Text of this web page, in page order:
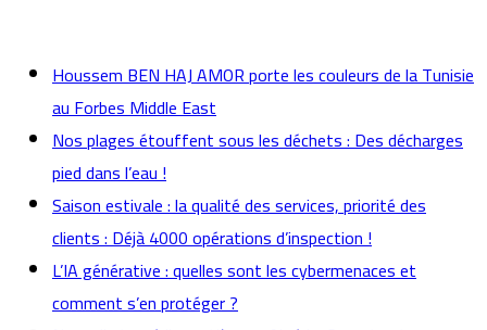
Houssem BEN HAJ AMOR porte les couleurs de la Tunisie
au Forbes Middle East
Nos plages étouffent sous les déchets : Des décharges
pied dans l’eau !
Saison estivale : la qualité des services, priorité des
clients : Déjà 4000 opérations d’inspection !
L’IA générative : quelles sont les cybermenaces et
comment s’en protéger ?